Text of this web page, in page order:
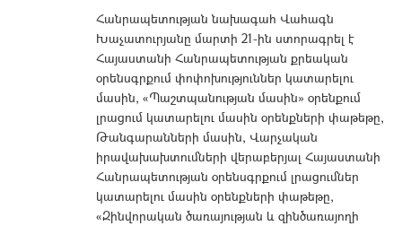
Հանրապետության նախագահ Վահագն
Խաչատուրյանը մարտի 21-ին ստորագրել է
Հայաստանի Հանրապետության քրեական
օրենսգրքում փոփոխություններ կատարելու
մասին, «Պաշտպանության մասին» օրենքում
լրացում կատարելու մասին օրենքների փաթեթը,
Թանգարանների մասին, Վարչական
իրավախախտումների վերաբերյալ Հայաստանի
Հանրապետության օրենսգրքում լրացումներ
կատարելու մասին օրենքների փաթեթը,
«Զինվորական ծառայության և զինծառայողի